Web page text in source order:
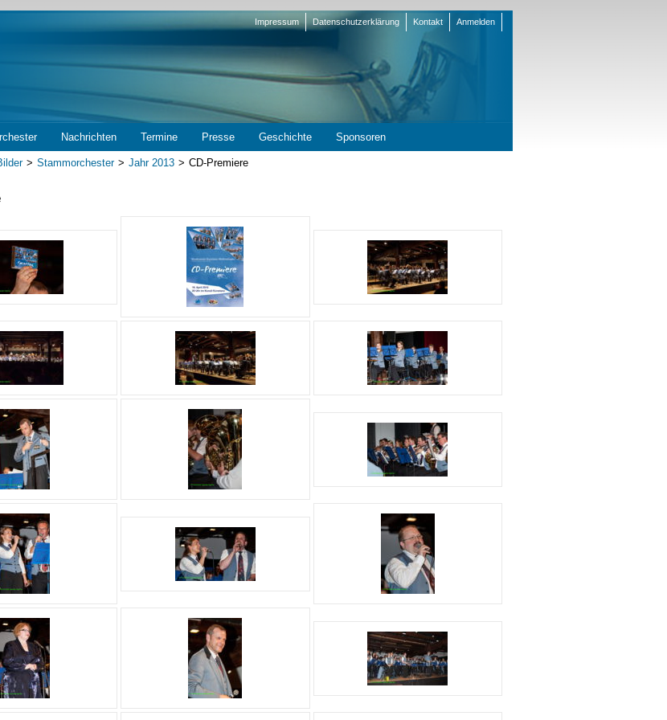
Navigation
Impressum Datenschutzerklärung Kontakt Anmelden
Nachrichten Termine Presse Geschichte Sponsoren
Stammorchester Jahr 2013 CD-Premiere